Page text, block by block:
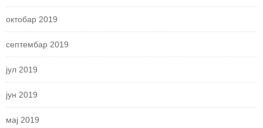
октобар 2019
септембар 2019
јул 2019
јун 2019
мај 2019